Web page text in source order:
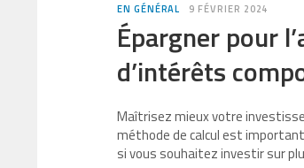
EN GÉNÉRAL 9 FÉVRIER 2024
Épargner pour
d’intérêts
Maîtrisez mieux votre
méthode de calcul est
si vous souhaitez investir sur